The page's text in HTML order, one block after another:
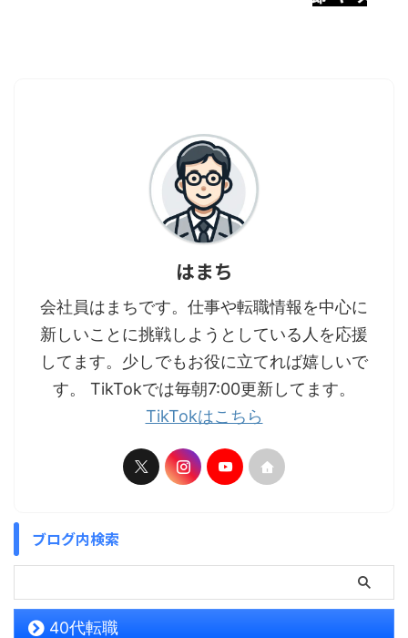
はまち
会社員はまちです。仕事や転職情報を中心に
新しいことに挑戦しようとしている人を応援
してます。少しでもお役に立てれば嬉しいで
す。 TikTokでは毎朝7:00更新してます。
TikTokはこちら
ブログ内検索
40代転職